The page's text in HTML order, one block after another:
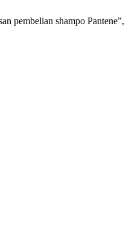
pembelian shampo Pantene”,